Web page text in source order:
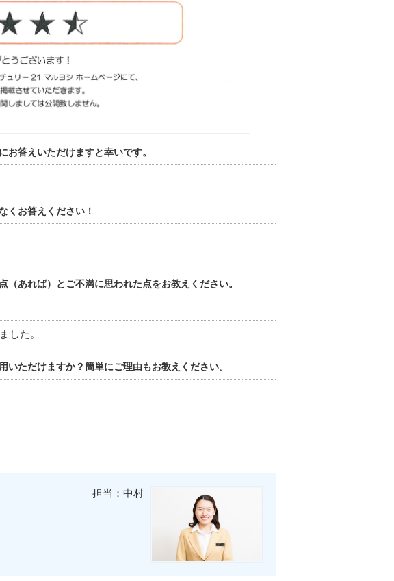
答えいただけますと幸いです。
くお答えください！
あれば）とご不満に思われた点をお教えください。
した。
ただけますか？簡単にご理由もお教えください。
担当：中村